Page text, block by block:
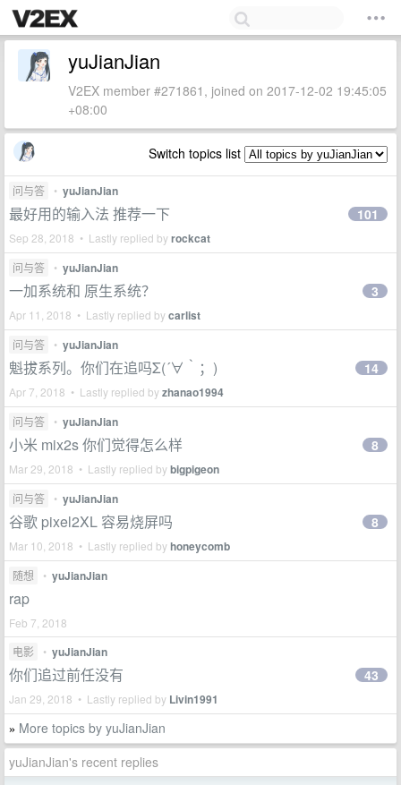
yuJianJian
V2EX member #271861, joined on 2017-12-02 19:45:05
+08:00
Switch topics list
问与答 • yuJianJian
最好用的输入法 推荐一下
Sep 28, 2018 • Lastly replied byrockcat
101
问与答 • yuJianJian
一加系统和 原生系统？
Apr 11, 2018 • Lastly replied bycarlist
3
问与答 • yuJianJian
魁拔系列。你们在追吗Σ(´∀｀；)
Apr 7, 2018 • Lastly replied byzhanao1994
14
问与答 • yuJianJian
小米 mix2s 你们觉得怎么样
Mar 29, 2018 • Lastly replied bybigpigeon
8
问与答 • yuJianJian
谷歌 pixel2XL 容易烧屏吗
Mar 10, 2018 • Lastly replied byhoneycomb
8
随想 • yuJianJian
rap
Feb 7, 2018
电影
• yuJianJian
你们追过前任没有
Jan 29, 2018 • Lastly replied by Livin1991
43
» More topics by yuJianJian
yuJianJian's recent replies